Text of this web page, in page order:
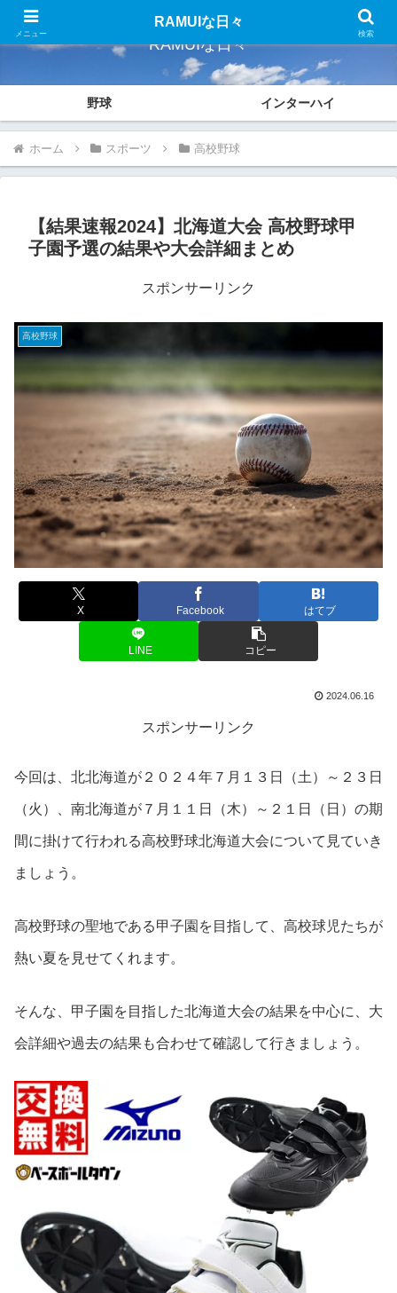
RAMUIな日々
野球 インターハイ
ホーム スポーツ 高校野球
【結果速報2024】北海道大会 高校野球甲
子園予選の結果や大会詳細まとめ
スポンサーリンク
高校野球
X Facebook はてブ
LINE コピー
2024.06.16
スポンサーリンク
今回は、北北海道が２０２４年７月１３日（土）～２３日
（火）、南北海道が７月１１日（木）～２１日（日）の期
間に掛けて行われる高校野球北海道大会について見ていき
ましょう。
高校野球の聖地である甲子園を目指して、高校球児たちが
熱い夏を見せてくれます。
そんな、甲子園を目指した北海道大会の結果を中心に、大
会詳細や過去の結果も合わせて確認して行きましょう。
メニュー
RAMUIな日々
検索